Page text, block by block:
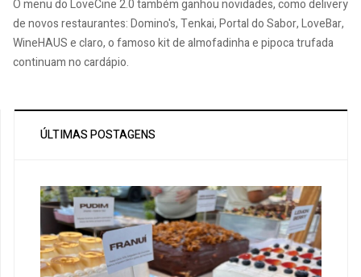
O menu do LoveCine 2.0 também ganhou novidades, como delivery
de novos restaurantes: Domino's, Tenkai, Portal do Sabor, LoveBar,
WineHAUS e claro, o famoso kit de almofadinha e pipoca trufada
continuam no cardápio.
ÚLTIMAS POSTAGENS